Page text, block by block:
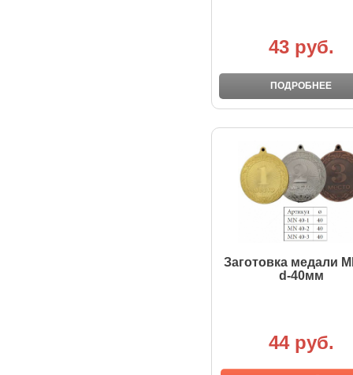
43 руб.
ПОДРОБНЕЕ
Заготовка медали
d-40мм
44 руб.